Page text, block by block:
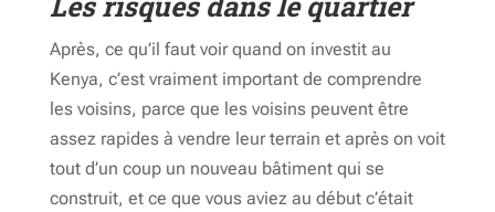
Après, ce qu’il faut voir quand on investit au
Kenya, c’est vraiment important de comprendre
les voisins, parce que les voisins peuvent être
assez rapides à vendre leur terrain et après on voit
tout d’un coup un nouveau bâtiment qui se
construit, et ce que vous aviez au début c’était